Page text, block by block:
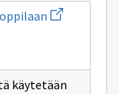
oppilaan Avaa
uuden
käytetään